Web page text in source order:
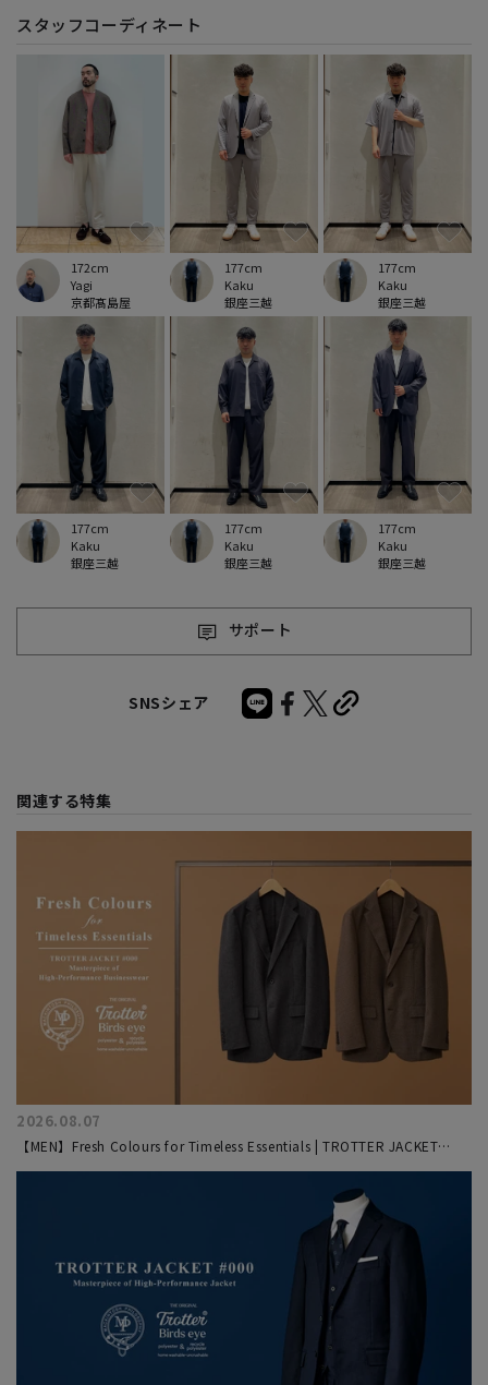
スタッフコーディネート
京都髙島屋
Yagi
172cm
銀座三越
Kaku
177cm
銀座三越
Kaku
177cm
銀座三越
Kaku
177cm
銀座三越
Kaku
177cm
銀座三越
Kaku
177cm
サポート
SNSシェア
関連する特集
2026.08.07
【MEN】Fresh Colours for Timeless Essentials | TROTTER JACKET